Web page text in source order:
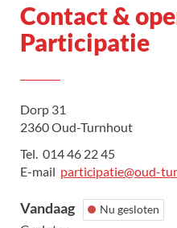
Contact &
Participatie
Contact
Adres
Dorp 31
,2360Oud-Turnhout
Tel. 014 46 22 45
E-
participatie@oud-
Vandaag Nu gesloten